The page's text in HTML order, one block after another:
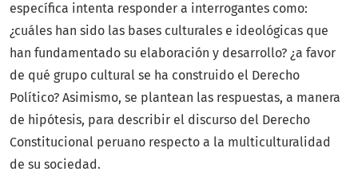
específica intenta responder a interrogantes como:
¿cuáles han sido las bases culturales e ideológicas que
han fundamentado su elaboración y desarrollo? ¿a favor
de qué grupo cultural se ha construido el Derecho
Político? Asimismo, se plantean las respuestas, a manera
de hipótesis, para describir el discurso del Derecho
Constitucional peruano respecto a la multiculturalidad
de su sociedad.